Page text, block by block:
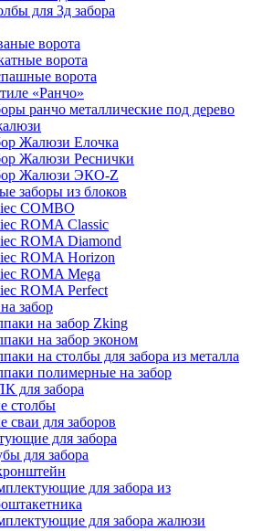
для 3д забора
ворота
ворота
ворота
«Ранчо»
ранчо металлические под дерево
Жалюзи Елочка
Жалюзи Реснички
Жалюзи ЭКО-Z
заборы из блоков
COMBO
ROMA Classic
ROMA Diamond
ROMA Horizon
ROMA Mega
ROMA Perfect
забор
на забор Zking
на забор эконом
на столбы для забора из металла
полимерные на забор
для забора
столбы
сваи для заборов
для забора
для забора
для забора из
для забора жалюзи